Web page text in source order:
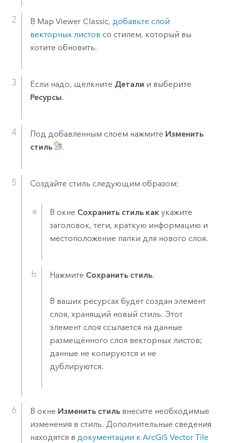
В Map Viewer Classic, добавьте слой
векторных листов со стилем, который вы
хотите обновить.
Если надо, щелкните Детали и выберите
Ресурсы.
Под добавленным слоем нажмите Изменить
стиль
.
Создайте стиль следующим образом:
В окне Сохранить стиль как укажите
заголовок, теги, краткую информацию и
местоположение папки для нового слоя.
Нажмите Сохранить стиль.
В ваших ресурсах будет создан элемент
слоя, хранящий новый стиль. Этот
элемент слоя ссылается на данные
размещённого слоя векторных листов;
данные не копируются и не
дублируются.
В окне Изменить стильвнесите необходимые
изменения в стиль. Дополнительные сведения
находятся в документации к ArcGIS Vector Tile